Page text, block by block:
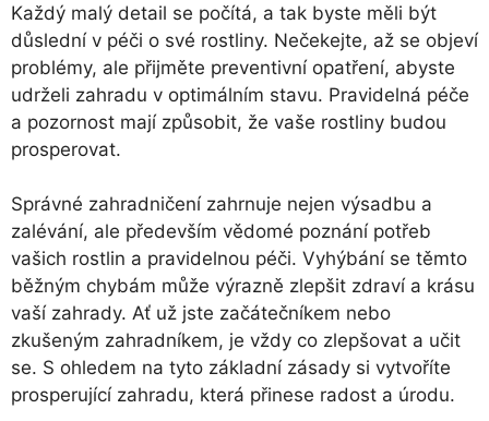
Každý malý detail se počítá, a tak byste měli být
důslední v péči o své rostliny. Nečekejte, až se objeví
problémy, ale přijměte preventivní opatření, abyste
udrželi zahradu v optimálním stavu. Pravidelná péče
a pozornost mají způsobit, že vaše rostliny budou
prosperovat.
Správné zahradničení zahrnuje nejen výsadbu a
zalévání, ale především vědomé poznání potřeb
vašich rostlin a pravidelnou péči. Vyhýbání se těmto
běžným chybám může výrazně zlepšit zdraví a krásu
vaší zahrady. Ať už jste začátečníkem nebo
zkušeným zahradníkem, je vždy co zlepšovat a učit
se. S ohledem na tyto základní zásady si vytvoříte
prosperující zahradu, která přinese radost a úrodu.